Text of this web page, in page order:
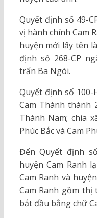
Quyết định số 49-
vị hành chính Cam
huyện mới lấy tên
định số 268-CP
trấn Ba Ngòi.
Quyết định số 100-
Cam Thành thành
Thành Nam; chia
Phúc Bắc và Cam
Đến Quyết định
huyện Cam Ranh
Cam Ranh và
Cam Ranh gồm
bắt đầu bằng chữ